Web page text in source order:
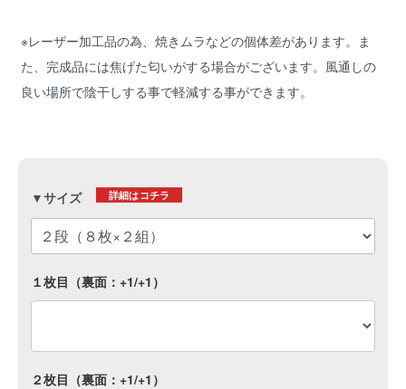
※レーザー加工品の為、焼きムラなどの個体差があります。ま
た、完成品には焦げた匂いがする場合がございます。風通しの
良い場所で陰干しする事で軽減する事ができます。
▼サイズ 詳細はコチラ
１枚目（裏面：+1/+1）
２枚目（裏面：+1/+1）